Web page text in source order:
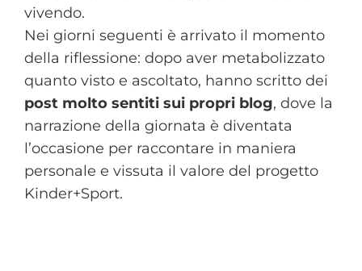
vivendo.
Nei giorni seguenti è arrivato il momento
della riflessione: dopo aver metabolizzato
quanto visto e ascoltato, hanno scritto dei
post molto sentiti sui propri blog, dove la
narrazione della giornata è diventata
l’occasione per raccontare in maniera
personale e vissuta il valore del progetto
Kinder+Sport.